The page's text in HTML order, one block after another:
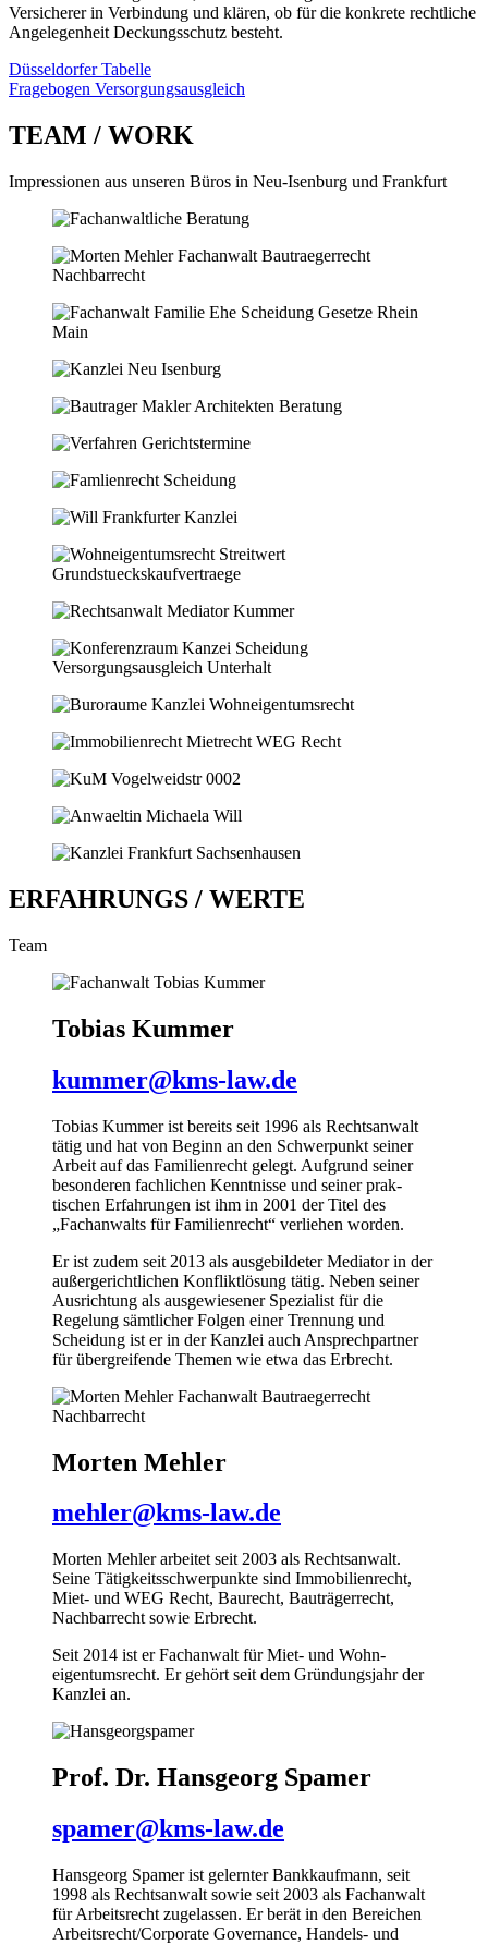
Ver­sicherer in Ver­bindung und klären, ob für die konkrete rechtliche
Angelegen­heit Deckungs­schutz besteht.
Düsseldorfer Tabelle
Fragebogen Versorgungsausgleich
TEAM / WORK
Impressionen aus unseren Büros in Neu-Isenburg und Frankfurt
ERFAHRUNGS / WERTE
Team
Tobias Kummer
kummer@kms-law.de
Tobias Kummer ist bereits seit 1996 als Rechts­anwalt
tätig und hat von Beginn an den Schwer­punkt seiner
Arbeit auf das Familien­recht gelegt. Auf­grund seiner
besonderen fach­lichen Kennt­nisse und seiner prak­
tischen Erfahrungen ist ihm in 2001 der Titel des
„Fach­anwalts für Familien­recht“ ver­liehen worden.
Er ist zudem seit 2013 als aus­gebildeter Mediator in der
außer­gericht­lichen Konflikt­lösung tä­tig. Neben seiner
Aus­richtung als aus­gewiesener Spezialist für die
Regelung sämt­licher Folgen einer Trennung und
Scheidung ist er in der Kanzlei auch An­sprech­partner
für über­grei­fende Themen wie etwa das Erb­recht.
Morten Mehler
mehler@kms-law.de
Morten Mehler arbeitet seit 2003 als Rechts­anwalt.
Seine Tätigkeits­schwer­punkte sind Immobilien­recht,
Miet- und WEG Recht, Bau­recht, Bauträger­recht,
Nachbar­recht sowie Erb­recht.
Seit 2014 ist er Fach­anwalt für Miet- und Wohn­
eigentums­recht. Er gehört seit dem Gründungs­jahr der
Kanzlei an.
Prof. Dr. Hansgeorg Spamer
spamer@kms-law.de
Hansgeorg Spamer ist gelernter Bankkaufmann, seit
1998 als Rechts­anwalt sowie seit 2003 als Fach­anwalt
für Arbeits­recht zugelassen. Er berät in den Bereichen
Arbeitsrecht/Corporate Governance, Handels- und